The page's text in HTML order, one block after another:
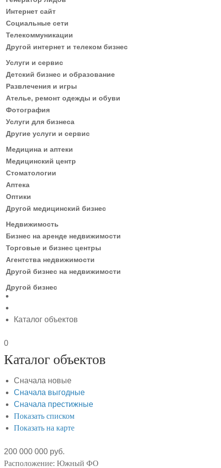
Интернет сайт
Социальные сети
Телекоммуникации
Другой интернет и телеком бизнес
Услуги и сервис
Детский бизнес и образование
Развлечения и игры
Ателье, ремонт одежды и обуви
Фотография
Услуги для бизнеса
Другие услуги и сервис
Медицина и аптеки
Медицинский центр
Стоматологии
Аптека
Оптики
Другой медицинский бизнес
Недвижимость
Бизнес на аренде недвижимости
Торговые и бизнес центры
Агентства недвижимости
Другой бизнес на недвижимости
Другой бизнес
Каталог объектов
0
Каталог объектов
Сначала новые
Сначала выгодные
Сначала престижные
Показать списком
Показать на карте
200 000 000 руб.
Расположение: Южный ФО